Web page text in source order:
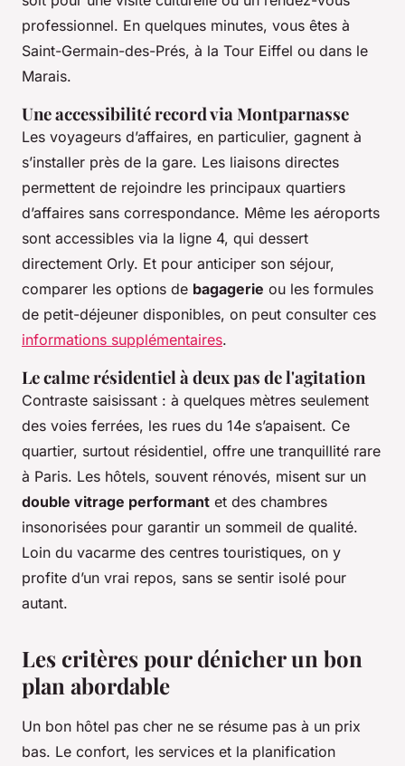
professionnel. En quelques minutes, vous êtes à
Saint-Germain-des-Prés, à la Tour Eiffel ou dans le
Marais.
Une accessibilité record via Montparnasse
Les voyageurs d’affaires, en particulier, gagnent à
s’installer près de la gare. Les liaisons directes
permettent de rejoindre les principaux quartiers
d’affaires sans correspondance. Même les aéroports
sont accessibles via la ligne 4, qui dessert
directement Orly. Et pour anticiper son séjour,
comparer les options de bagagerie ou les formules
de petit-déjeuner disponibles, on peut consulter ces
informations supplémentaires.
Le calme résidentiel à deux pas de l'agitation
Contraste saisissant : à quelques mètres seulement
des voies ferrées, les rues du 14e s’apaisent. Ce
quartier, surtout résidentiel, offre une tranquillité rare
à Paris. Les hôtels, souvent rénovés, misent sur un
double vitrage performant et des chambres
insonorisées pour garantir un sommeil de qualité.
Loin du vacarme des centres touristiques, on y
profite d’un vrai repos, sans se sentir isolé pour
autant.
Les critères pour dénicher un bon
plan abordable
Un bon hôtel pas cher ne se résume pas à un prix
bas. Le confort, les services et la planification